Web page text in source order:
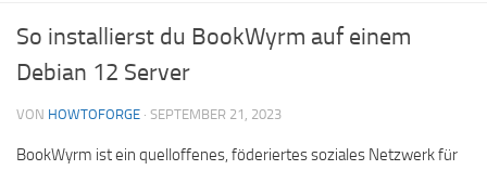
So installierst du BookWyrm auf einem
Debian 12 Server
VON HOWTOFORGE · SEPTEMBER 21, 2023
BookWyrm ist ein quelloffenes, föderiertes soziales Netzwerk für